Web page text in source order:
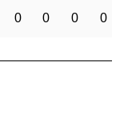
0 0 0 0